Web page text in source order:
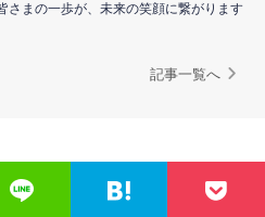
さまの一歩が、未来の笑顔に繋がります
記事一覧へ